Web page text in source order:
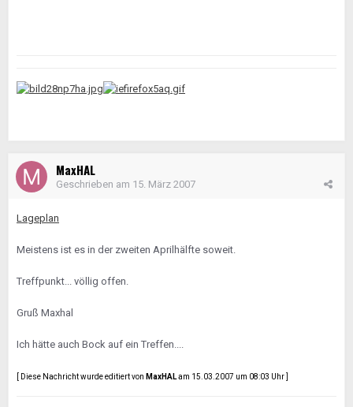
MaxHAL
Geschrieben am 15. März 2007
Lageplan
Meistens ist es in der zweiten Aprilhälfte soweit.
Treffpunkt... völlig offen.
Gruß Maxhal
Ich hätte auch Bock auf ein Treffen....
[ Diese Nachricht wurde editiert von MaxHALam 15.03.2007 um 08:03 Uhr ]